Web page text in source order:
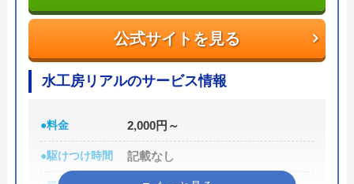
で業者を手配してくれて最短30分でスピード駆け付
けしてくれるところです。
また、取扱いメーカーに関しても幅広いため、水ま
う。
もちろん見積もりは無料ですし、出張・キャンセル
公式サイトを見る
水工房リアルのサービス情報
●料金 2,000円～
●駆けつけ時間 記載なし